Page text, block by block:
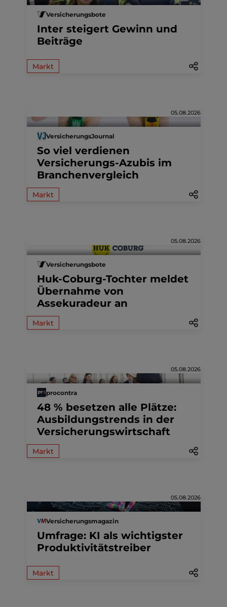
Versicherungsbote
Inter steigert Gewinn und
Beiträge
Markt
05.08.2026
VersicherungsJournal
So viel verdienen
Versicherungs-Azubis im
Branchenvergleich
Markt
05.08.2026
Versicherungsbote
Huk-Coburg-Tochter meldet
Übernahme von
Assekuradeur an
Markt
05.08.2026
procontra
48 % besetzen alle Plätze:
Ausbildungstrends in der
Versicherungswirtschaft
Markt
05.08.2026
Versicherungsmagazin
Umfrage: KI als wichtigster
Produktivitätstreiber
Markt